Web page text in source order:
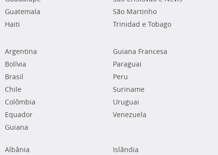
Guatemala
Haiti
São Martinho
Trinidad e Tobago
Argentina
Bolívia
Brasil
Chile
Colômbia
Equador
Guiana
Guiana Francesa
Paraguai
Peru
Suriname
Uruguai
Venezuela
Albânia
Islândia